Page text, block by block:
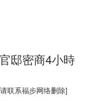
邸密商4小時
联系福步网络删除]